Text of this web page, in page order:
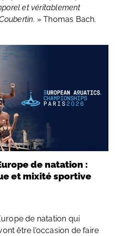
et véritablement
. » Thomas Bach.
de natation :
et mixité sportive
de natation qui
être l’occasion de faire